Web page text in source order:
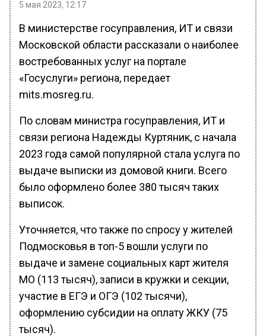
5 мая 2023, 12:17
В министерстве госуправления, ИТ и связи
Московской области рассказали о наиболее
востребованных услуг на портале
«Госуслуги» региона, передает
mits.mosreg.ru.
По словам министра госуправления, ИТ и
связи региона Надежды Куртяник, с начала
2023 года самой популярной стала услуга по
выдаче выписки из домовой книги. Всего
было оформлено более 380 тысяч таких
выписок.
Уточняется, что также по спросу у жителей
Подмосковья в топ-5 вошли услуги по
выдаче и замене социальных карт жителя
МО (113 тысяч), записи в кружки и секции,
участие в ЕГЭ и ОГЭ (102 тысячи),
оформлению субсидии на оплату ЖКУ (75
тысяч).